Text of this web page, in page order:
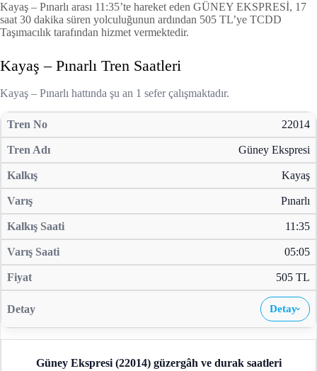
Kayaş – Pınarlı arası 11:35’te hareket eden GÜNEY EKSPRESİ, 17
saat 30 dakika süren yolculuğunun ardından 505 TL’ye TCDD
Taşımacılık tarafından hizmet vermektedir.
Kayaş – Pınarlı Tren Saatleri
Kayaş – Pınarlı hattında şu an 1 sefer çalışmaktadır.
22014
Güney Ekspresi
Kayaş
Pınarlı
11:35
05:05
505 TL
Detay›
Güney Ekspresi (22014)güzergâh ve durak saatleri